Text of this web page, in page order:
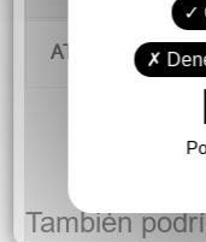
ATENCIÓN AL
También